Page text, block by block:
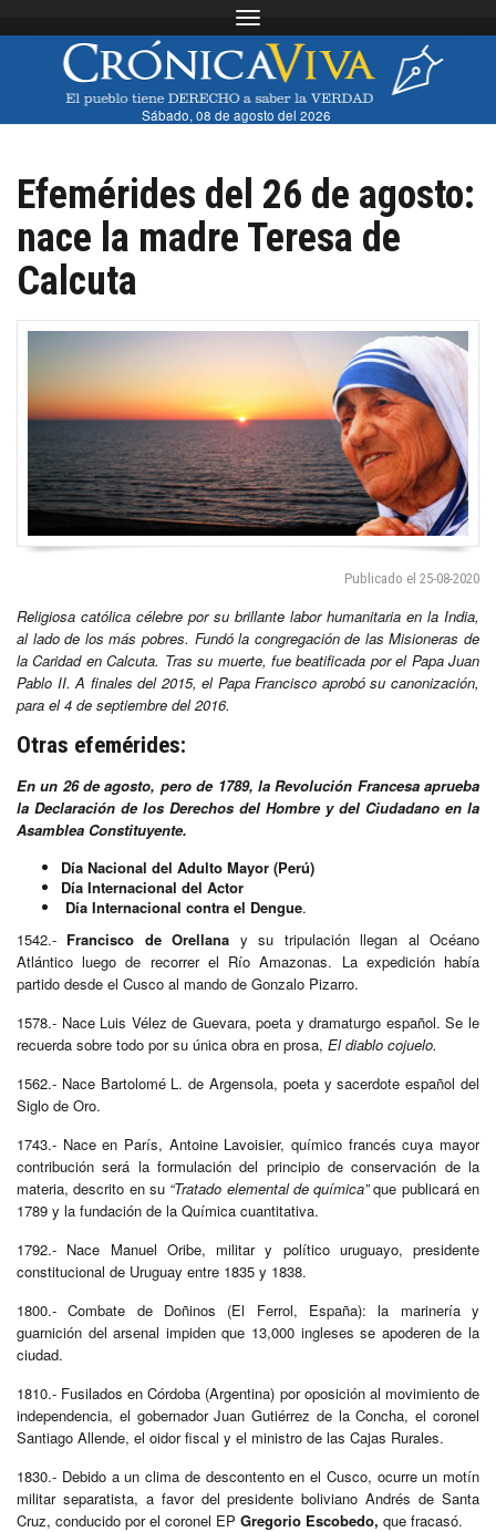
Toggle navigation
Sábado, 08 de agosto del 2026
Efemérides del 26 de agosto:
nace la madre Teresa de
Calcuta
Publicado el 25-08-2020
Religiosa católica célebre por su brillante labor humanitaria en la India,
al lado de los más pobres. Fundó la congregación de las Misioneras de
la Caridad en Calcuta. Tras su muerte, fue beatificada por el Papa Juan
Pablo II. A finales del 2015, el Papa Francisco aprobó su canonización,
para el 4 de septiembre del 2016.
Otras efemérides:
En un 26 de agosto, pero de 1789, la Revolución Francesa aprueba
la Declaración de los Derechos del Hombre y del Ciudadano en la
Asamblea Constituyente.
Día Nacional del Adulto Mayor (Perú)
Día Internacional del Actor
Día Internacional contra el Dengue.
1542.- Francisco de Orellana y su tripulación llegan al Océano
Atlántico luego de recorrer el Río Amazonas. La expedición había
partido desde el Cusco al mando de Gonzalo Pizarro.
1578.- Nace Luis Vélez de Guevara, poeta y dramaturgo español. Se le
recuerda sobre todo por su única obra en prosa, El diablo cojuelo.
1562.- Nace Bartolomé L. de Argensola, poeta y sacerdote español del
Siglo de Oro.
1743.- Nace en París, Antoine Lavoisier, químico francés cuya mayor
contribución será la formulación del principio de conservación de la
materia, descrito en su “Tratado elemental de química”que publicará en
1789 y la fundación de la Química cuantitativa.
1792.- Nace Manuel Oribe, militar y político uruguayo, presidente
constitucional de Uruguay entre 1835 y 1838.
1800.- Combate de Doñinos (El Ferrol, España): la marinería y
guarnición del arsenal impiden que 13,000 ingleses se apoderen de la
ciudad.
1810.- Fusilados en Córdoba (Argentina) por oposición al movimiento de
independencia, el gobernador Juan Gutiérrez de la Concha, el coronel
Santiago Allende, el oidor fiscal y el ministro de las Cajas Rurales.
1830.- Debido a un clima de descontento en el Cusco, ocurre un motín
militar separatista, a favor del presidente boliviano Andrés de Santa
Cruz, conducido por el coronel EP Gregorio Escobedo, que fracasó.